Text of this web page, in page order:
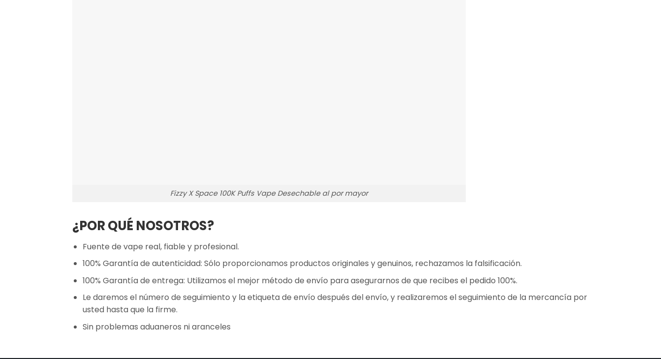
Fizzy X Space 100K Puffs Vape Desechable al por mayor
¿POR QUÉ NOSOTROS?
Fuente de vape real, fiable y profesional.
100% Garantía de autenticidad: Sólo proporcionamos productos originales y genuinos, rechazamos la falsificación.
100% Garantía de entrega: Utilizamos el mejor método de envío para asegurarnos de que recibes el pedido 100%.
Le daremos el número de seguimiento y la etiqueta de envío después del envío, y realizaremos el seguimiento de la mercancía por
usted hasta que la firme.
Sin problemas aduaneros ni aranceles